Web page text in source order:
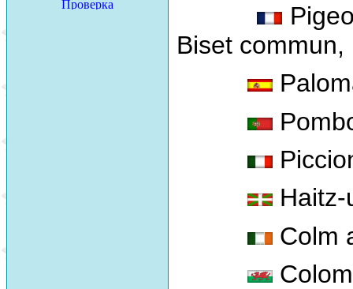
Biset
Haitz-
Colm